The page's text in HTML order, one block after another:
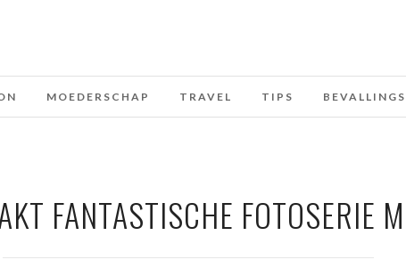
MOEDERSCHAP TRAVEL TIPS
FANTASTISCHE FOTOSERIE